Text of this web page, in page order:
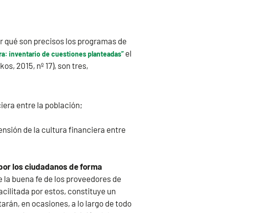
son precisos los programas de
inventario de cuestiones planteadas” el
2015, nº 17), son tres,
entre la población;
de la cultura financiera entre
los ciudadanos de forma
buena fe de los proveedores de
por estos, constituye un
en ocasiones, a lo largo de todo